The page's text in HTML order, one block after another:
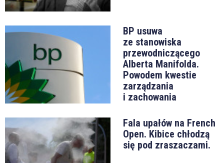
BP usuwa
ze stanowiska
przewodniczącego
Alberta Manifolda.
Powodem kwestie
zarządzania
i zachowania
Fala upałów na French
Open. Kibice chłodzą
się pod zraszaczami.